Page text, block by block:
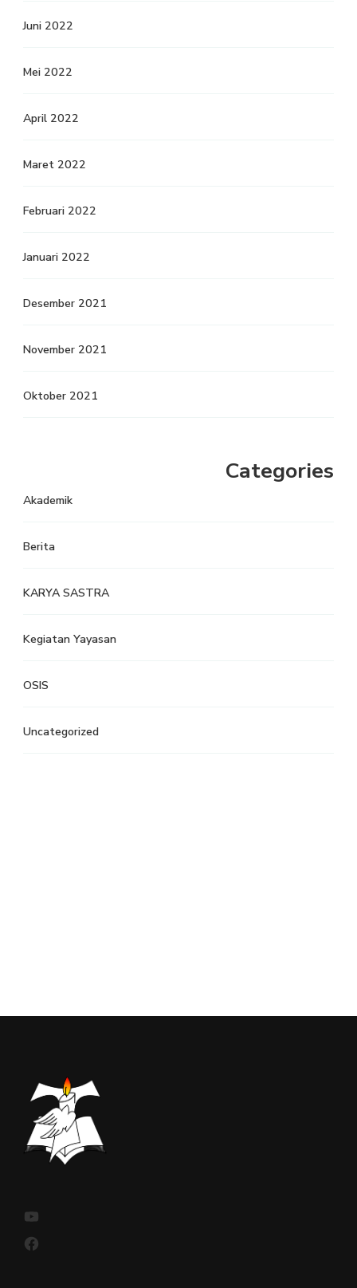
Juni 2022
Mei 2022
April 2022
Maret 2022
Februari 2022
Januari 2022
Desember 2021
November 2021
Oktober 2021
Categories
Akademik
Berita
KARYA SASTRA
Kegiatan Yayasan
OSIS
Uncategorized